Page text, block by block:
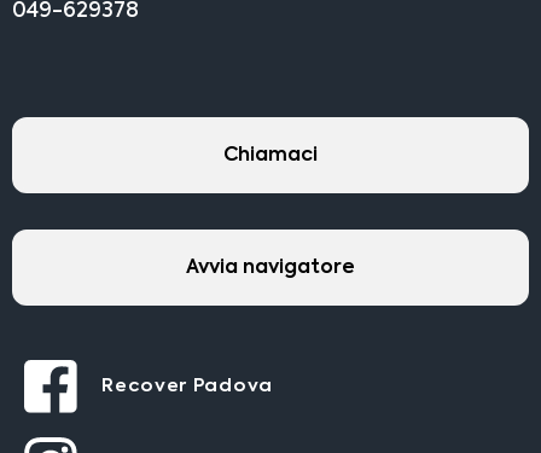
049-629378
Chiamaci
Avvia navigatore
Recover Padova